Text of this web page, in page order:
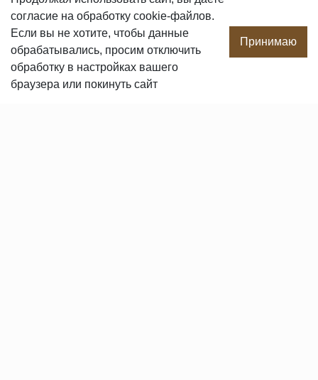
О компании
Производство
Сотрудничество
Сертификаты продукции
Вакансии
согласие на обработку cookie-файлов.
Если вы не хотите, чтобы данные
обрабатывались, просим отключить
обработку в настройках вашего
браузера или покинуть сайт
Принимаю